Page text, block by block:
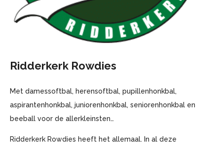
Ridderkerk Rowdies
Met damessoftbal, herensoftbal, pupillenhonkbal,
aspirantenhonkbal, juniorenhonkbal, seniorenhonkbal en
beeball voor de allerkleinsten…
Ridderkerk Rowdies heeft het allemaal. In al deze